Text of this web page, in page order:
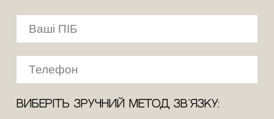
Виберіть зручний метод зв’язку: